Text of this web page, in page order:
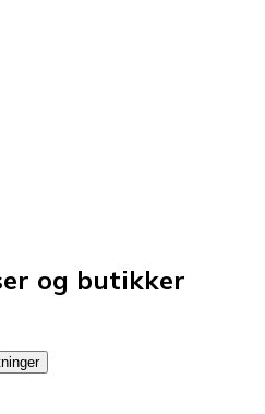
og butikker